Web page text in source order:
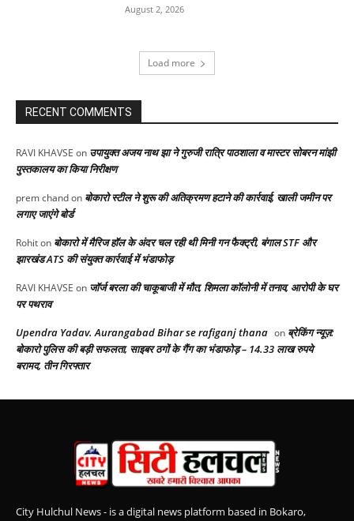
August 2, 2026
Load more
RECENT COMMENTS
RAVI KHAVSE on उपायुक्त अजय नाथ झा ने गुरुजी रात्रि पाठशाला व मास्टर सोबरन मांझी
पुस्तकालय का किया निरीक्षण
prem chandon बोकारो स्टील ने शुरू की अतिक्रमण हटाने की कार्रवाई, खाली जमीन पर
लगाए जाएंगे बोर्ड
Rohiton बोकारो में मैरिज हॉल के अंदर चल रही थी मिनी गन फैक्ट्री, बंगाल STF और
झारखंड ATS की संयुक्त कार्रवाई में भंडाफोड़
RAVI KHAVSE on जॉर्ज बरला की चाकूबाजी में मौत, शिमला कॉलोनी में तनाव, आरोपी के घर
पर पथराव
Upendra Yadav. Aurangabad Bihar se rafiganj thana on ब्रेकिंग न्यूज़:
बोकारो पुलिस की बड़ी सफलता, साइबर ठगों के गैंग का भंडाफोड़ – 14.33 लाख रुपये
बरामद, तीन गिरफ्तार
City Hulchul News - is a digital news platform based in Bokaro,